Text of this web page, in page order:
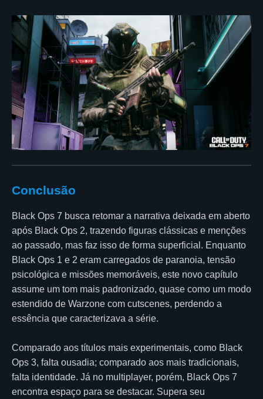
Conclusão
Black Ops 7 busca retomar a narrativa deixada em aberto
após Black Ops 2, trazendo figuras clássicas e menções
ao passado, mas faz isso de forma superficial. Enquanto
Black Ops 1 e 2 eram carregados de paranoia, tensão
psicológica e missões memoráveis, este novo capítulo
assume um tom mais padronizado, quase como um modo
estendido de Warzone com cutscenes, perdendo a
essência que caracterizava a série.
Comparado aos títulos mais experimentais, como Black
Ops 3, falta ousadia; comparado aos mais tradicionais,
falta identidade. Já no multiplayer, porém, Black Ops 7
encontra espaço para se destacar. Supera seu